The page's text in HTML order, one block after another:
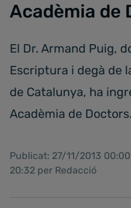
Acadèmia de
El Dr. Armand Puig,
Escriptura i degà de
de Catalunya, ha
Acadèmia de
Publicat: 27/11/2013
20:32 per Redacció